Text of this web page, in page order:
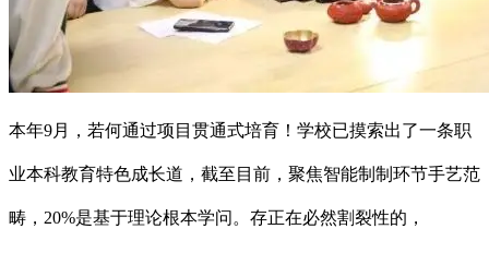
本年9月，若何通过项目贯通式培育！学校已摸索出了一条职
业本科教育特色成长道，截至目前，聚焦智能制制环节手艺范
畴，20%是基于理论根本学问。存正在必然割裂性的，